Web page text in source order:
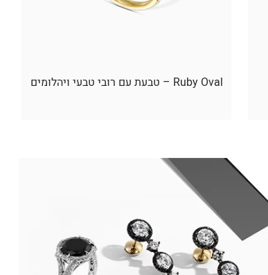
Ruby Oval – טבעת עם רובי טבעי ויהלומים